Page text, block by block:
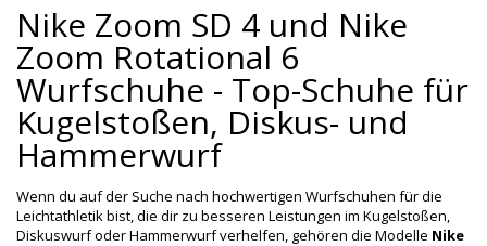
Nike Zoom SD 4 und Nike
Zoom Rotational 6
Wurfschuhe - Top-Schuhe für
Kugelstoßen, Diskus- und
Hammerwurf
Wenn du auf der Suche nach hochwertigen Wurfschuhen für die
Leichtathletik bist, die dir zu besseren Leistungen im Kugelstoßen,
Diskuswurf oder Hammerwurf verhelfen, gehören die Modelle Nike